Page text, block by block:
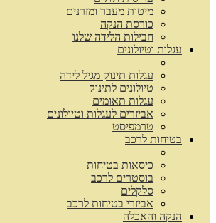
מיטות מעבר ומזרנים
כורסת הנקה
חבילות הלידה שלנו
עגלות וטיולונים
עגלות תינוק מגיל לידה
טיולונים לתינוק
עגלות תאומים
אביזרים לעגלות וטיולונים
טרמפיסט
בטיחות לרכב
כיסאות בטיחות
בוסטרים לרכב
סלקלים
אביזרי בטיחות לרכב
הנקה והאכלה